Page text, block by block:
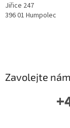
Jiřice 247
396 01 Humpolec
Zavolejte nám